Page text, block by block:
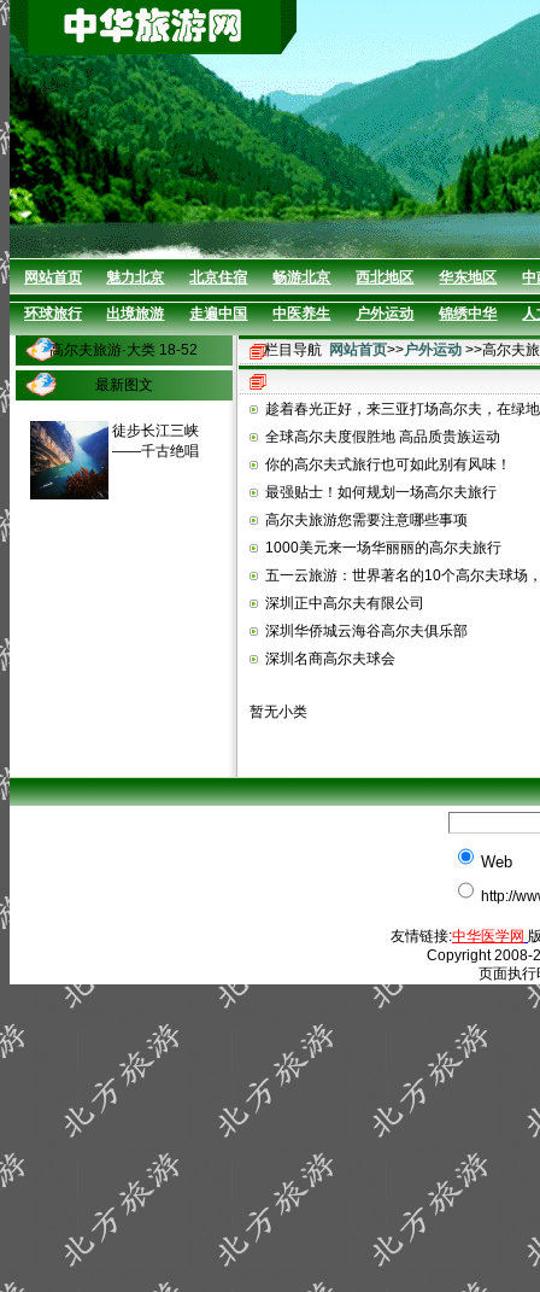
网站首页 魅力北京 北京住宿 畅游北京 西北地区 华东地区 中
环球旅行 出境旅游 走遍中国 中医养生 户外运动 锦绣中华 人
高尔夫旅游·大类 18-52
最新图文
徒步长江三峡
——千古绝唱
栏目导航 网站首页>>户外运动 >>高尔夫
趁着春光正好，来三亚打场高尔夫，在绿
全球高尔夫度假胜地 高品质贵族运动
你的高尔夫式旅行也可如此别有风味！
最强贴士！如何规划一场高尔夫旅行
高尔夫旅游您需要注意哪些事项
1000美元来一场华丽丽的高尔夫旅行
五一云旅游：世界著名的10个高尔夫球场
深圳正中高尔夫有限公司
深圳华侨城云海谷高尔夫俱乐部
深圳名商高尔夫球会
暂无小类
Web
http://
友情链接:中华医学网
Copyright 2008-
页面执